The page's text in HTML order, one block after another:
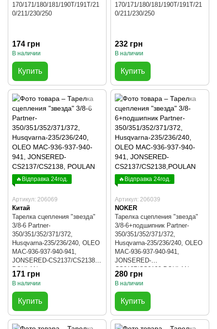
170/171/180/181/190T/191T/21
0/211/230/250
174 грн
В наличии
Купить
170/171/180/181/190T/191T/21
0/211/230/250
232 грн
В наличии
Купить
🔥Відправка 24год.
Артикул: 206069
Китай
Тарелка сцепления "звезда"
3/8-6 Partner-
350/351/352/371/372,
Husqvarna-235/236/240, OLEO
MAC-936-937-940-941,
JONSERED-CS2137/CS2138,
POULAN
171 грн
В наличии
Купить
🔥Відправка 24год.
Артикул: 206039
NOKER
Тарелка сцепления "звезда"
3/8-6+подшипник Partner-
350/351/352/371/372,
Husqvarna-235/236/240, OLEO
MAC-936-937-940-941,
JONSERED-
CS2137/CS2138,POULAN
280 грн
В наличии
Купить